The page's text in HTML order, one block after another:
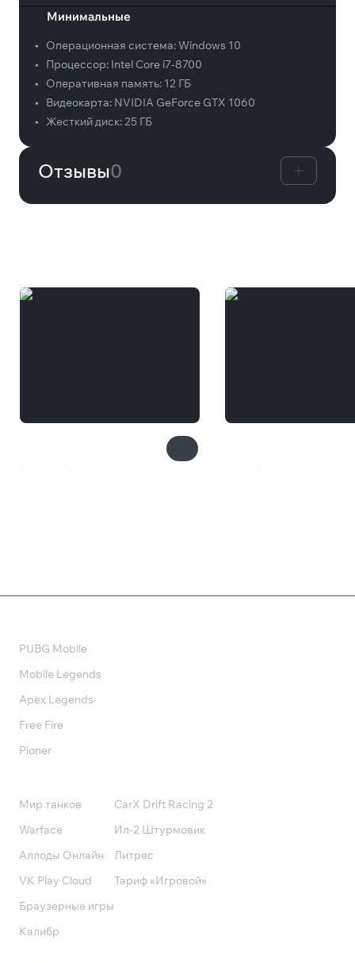
Минимальные
• Операционная система:Windows 10
•
Процессор: Intel Core i7-8700
•
Оперативная память: 12 ГБ
•
Видеокарта: NVIDIA GeForce GTX 1060
•
Жесткий диск:25 ГБ
Отзывы0
PUBG Mobile
Mobile Legends
Apex Legends
Free Fire
Pioner
Мир танков
Warface
Аллоды Онлайн
VK Play Cloud
Браузерные игры
Калибр
CarX Drift Racing 2
Ил-2 Штурмовик
Литрес
Тариф «Игровой»